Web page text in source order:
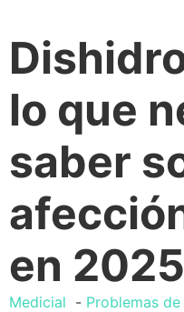
lo que
saber
en 2025
Medicial
Problemas